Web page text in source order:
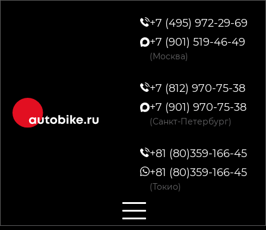
+7 (495) 972-29-69
+7 (901) 519-46-49
(Москва)
+7 (812) 970-75-38
+7 (901) 970-75-38
(Санкт-Петербург)
+81 (80)359-166-45
+81 (80)359-166-45
(Токио)